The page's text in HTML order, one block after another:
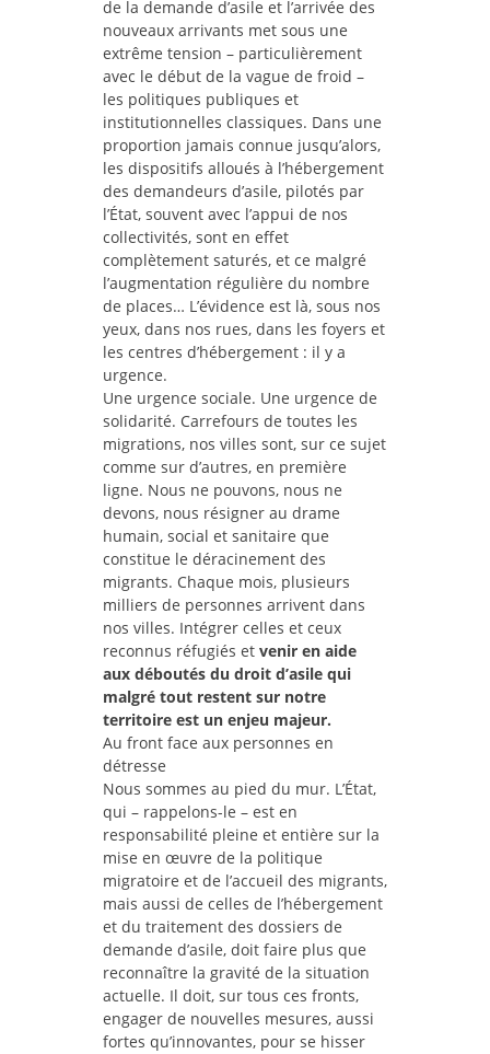
de la demande d’asile et l’arrivée des
nouveaux arrivants met sous une
extrême tension – particulièrement
avec le début de la vague de froid –
les politiques publiques et
institutionnelles classiques. Dans une
proportion jamais connue jusqu’alors,
les dispositifs alloués à l’hébergement
des demandeurs d’asile, pilotés par
l’État, souvent avec l’appui de nos
collectivités, sont en effet
complètement saturés, et ce malgré
l’augmentation régulière du nombre
de places… L’évidence est là, sous nos
yeux, dans nos rues, dans les foyers et
les centres d’hébergement : il y a
urgence.
Une urgence sociale. Une urgence de
solidarité. Carrefours de toutes les
migrations, nos villes sont, sur ce sujet
comme sur d’autres, en première
ligne. Nous ne pouvons, nous ne
devons, nous résigner au drame
humain, social et sanitaire que
constitue le déracinement des
migrants. Chaque mois, plusieurs
milliers de personnes arrivent dans
nos villes. Intégrer celles et ceux
reconnus réfugiés et venir en aide
aux déboutés du droit d’asile qui
malgré tout restent sur notre
territoire est un enjeu majeur.
Au front face aux personnes en
détresse
Nous sommes au pied du mur. L’État,
qui – rappelons-le – est en
responsabilité pleine et entière sur la
mise en œuvre de la politique
migratoire et de l’accueil des migrants,
mais aussi de celles de l’hébergement
et du traitement des dossiers de
demande d’asile, doit faire plus que
reconnaître la gravité de la situation
actuelle. Il doit, sur tous ces fronts,
engager de nouvelles mesures, aussi
fortes qu’innovantes, pour se hisser